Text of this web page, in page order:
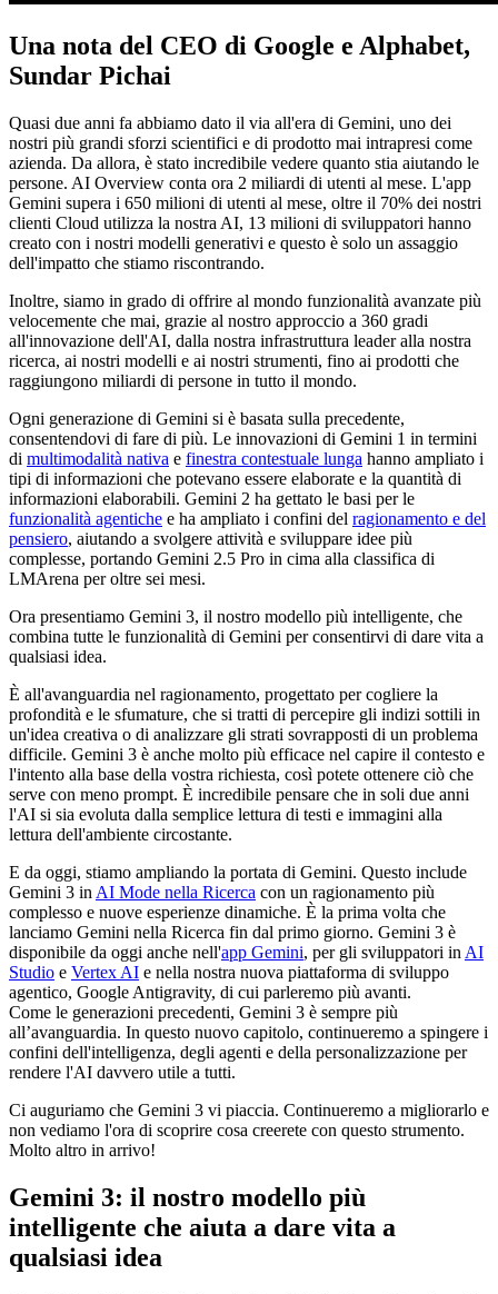
Una nota del CEO di Google e Alphabet,
Sundar Pichai
Quasi due anni fa abbiamo dato il via all'era di Gemini, uno dei
nostri più grandi sforzi scientifici e di prodotto mai intrapresi come
azienda. Da allora, è stato incredibile vedere quanto stia aiutando le
persone. AI Overview conta ora 2 miliardi di utenti al mese. L'app
Gemini supera i 650 milioni di utenti al mese, oltre il 70% dei nostri
clienti Cloud utilizza la nostra AI, 13 milioni di sviluppatori hanno
creato con i nostri modelli generativi e questo è solo un assaggio
dell'impatto che stiamo riscontrando.
Inoltre, siamo in grado di offrire al mondo funzionalità avanzate più
velocemente che mai, grazie al nostro approccio a 360 gradi
all'innovazione dell'AI, dalla nostra infrastruttura leader alla nostra
ricerca, ai nostri modelli e ai nostri strumenti, fino ai prodotti che
raggiungono miliardi di persone in tutto il mondo.
Ogni generazione di Gemini si è basata sulla precedente,
consentendovi di fare di più. Le innovazioni di Gemini 1 in termini
di multimodalità nativa e finestra contestuale lunga hanno ampliato i
tipi di informazioni che potevano essere elaborate e la quantità di
informazioni elaborabili. Gemini 2 ha gettato le basi per le
funzionalità agentiche e ha ampliato i confini del ragionamento e del
pensiero, aiutando a svolgere attività e sviluppare idee più
complesse, portando Gemini 2.5 Pro in cima alla classifica di
LMArena per oltre sei mesi.
Ora presentiamo Gemini 3, il nostro modello più intelligente, che
combina tutte le funzionalità di Gemini per consentirvi di dare vita a
qualsiasi idea.
È all'avanguardia nel ragionamento, progettato per cogliere la
profondità e le sfumature, che si tratti di percepire gli indizi sottili in
un'idea creativa o di analizzare gli strati sovrapposti di un problema
difficile. Gemini 3 è anche molto più efficace nel capire il contesto e
l'intento alla base della vostra richiesta, così potete ottenere ciò che
serve con meno prompt. È incredibile pensare che in soli due anni
l'AI si sia evoluta dalla semplice lettura di testi e immagini alla
lettura dell'ambiente circostante.
E da oggi, stiamo ampliando la portata di Gemini. Questo include
Gemini 3 in AI Mode nella Ricerca con un ragionamento più
complesso e nuove esperienze dinamiche. È la prima volta che
lanciamo Gemini nella Ricerca fin dal primo giorno. Gemini 3 è
disponibile da oggi anche nell'app Gemini, per gli sviluppatori in AI
Studio e Vertex AI e nella nostra nuova piattaforma di sviluppo
agentico, Google Antigravity, di cui parleremo più avanti.
Come le generazioni precedenti, Gemini 3 è sempre più
all’avanguardia. In questo nuovo capitolo, continueremo a spingere i
confini dell'intelligenza, degli agenti e della personalizzazione per
rendere l'AI davvero utile a tutti.
Ci auguriamo che Gemini 3 vi piaccia. Continueremo a migliorarlo e
non vediamo l'ora di scoprire cosa creerete con questo strumento.
Molto altro in arrivo!
Gemini 3: il nostro modello più
intelligente che aiuta a dare vita a
qualsiasi idea